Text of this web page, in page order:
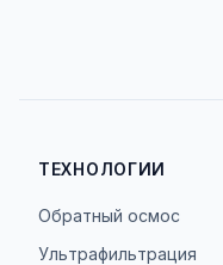
ТЕХНОЛОГИИ
Обратный осмос
Ультрафильтрация